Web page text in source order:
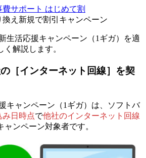
費サポート はじめて割
換え新規で割引キャンペーン
生活応援キャンペーン（1ギガ）を適
解説します。
［インターネット回線］を契
キャンペーン（1ギガ）は、ソフトバ
み日時点で他社のインターネット回線
ャンペーン対象者です。